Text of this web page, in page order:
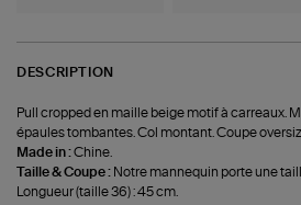
DESCRIPTION
Pull cropped en maille beige motif à carreaux.
épaules tombantes. Col montant. Coupe
Made in :Chine.
Taille & Coupe : Notre mannequin porte une
Longueur (taille 36) : 45 cm.